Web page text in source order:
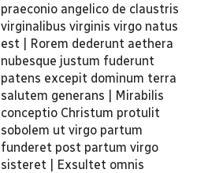
praeconio angelico de claustris
virginalibus virginis virgo natus
est | Rorem dederunt aethera
nubesque justum fuderunt
patens excepit dominum terra
salutem generans | Mirabilis
conceptio Christum protulit
sobolem ut virgo partum
funderet post partum virgo
sisteret | Exsultet omnis